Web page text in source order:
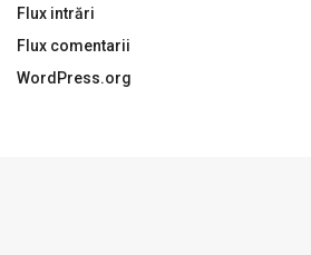
Flux intrări
Flux comentarii
WordPress.org